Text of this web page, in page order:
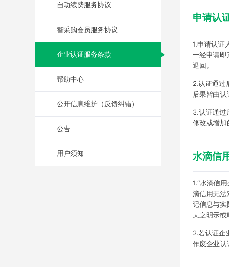
自动续费服务协议
智采购会员服务协议
企业认证服务条款
帮助中心
公开信息维护（反馈纠错）
公告
用户须知
申请认
1.申请认证
一经申请即
退回。
2.认证通过
后果皆由认
3.认证通过
修改或增加
水滴信
1.“水滴信
滴信用无法
记信息与实
人之明示或
2.若认证企
作废企业认